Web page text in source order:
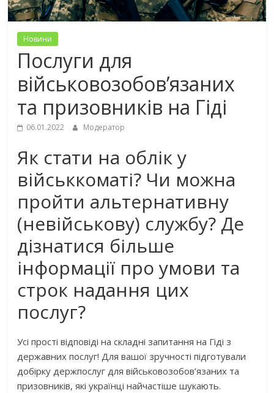
Новини
Послуги для
військовозобов’язаних
та призовників на Гіді
06.01.2022 Модератор
Як стати на облік у
військкоматі? Чи можна
пройти альтернативну
(невійськову) службу? Де
дізнатися більше
інформації про умови та
строк надання цих
послуг?
Усі прості відповіді на складні запитання на Гіді з
державних послуг! Для вашої зручності підготували
добірку держпослуг для військовозобов’язаних та
призовників, які українці найчастіше шукають.